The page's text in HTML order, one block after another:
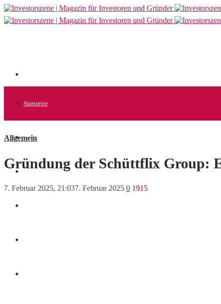
Startseite
Allgemein
Allgemein
Gründung der Schüttflix Group:
7. Februar 2025, 21:037. Februar 2025 0 1915